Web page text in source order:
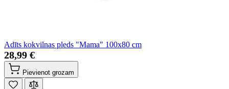
Adīts kokvilnas pleds "Mama" 100x80 cm
28,99 €
Pievienot grozam